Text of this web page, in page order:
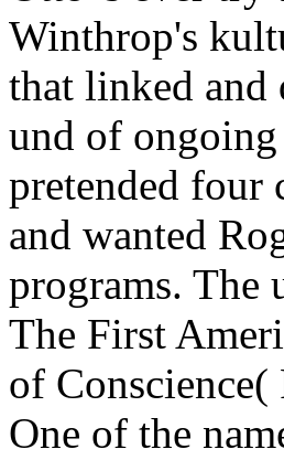
Winthrop's
that linked
und of ongoing
pretended four
and wanted
programs. The
The First
of
One of the